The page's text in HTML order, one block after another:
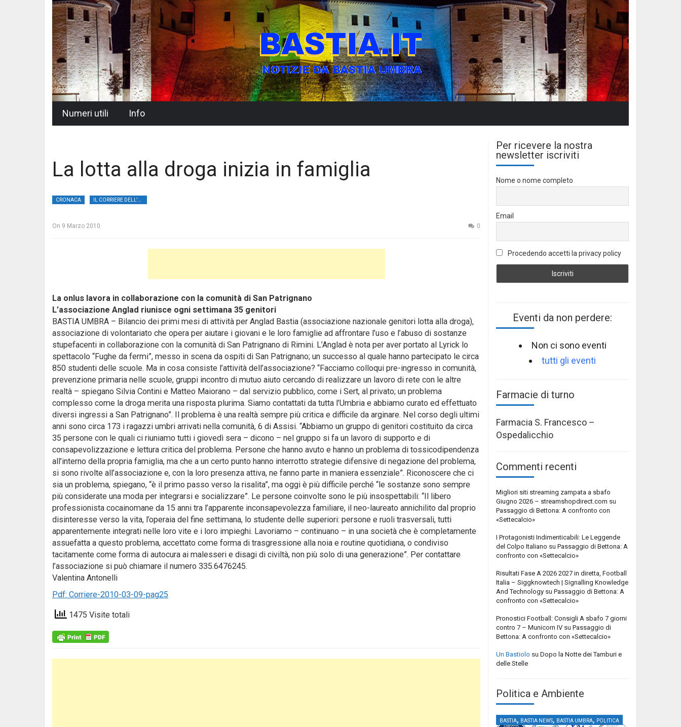
Numeri utili Info
La lotta alla droga inizia in famiglia
CRONACA
On 9 Marzo 2010 0
La onlus lavora in collaborazione con la comunità di San Patrignano
L’associazione Anglad riunisce ogni settimana 35 genitori
BASTIA UMBRA – Bilancio dei primi mesi di attività per Anglad Bastia (associazione nazionale genitori lotta alla droga),
associazione di volontariato che opera per aiutare i giovani e le loro famiglie ad affrontare l’uso e l’abuso di sostanze
stupefacenti in collaborazione con la comunità di San Patrignano di Rimini. L’Anglad è nota per aver portato al Lyrick lo
spettacolo “Fughe da fermi”, messo in scena da ospiti di San Patrignano; un successo al quale hanno partecipato le circa
850 studenti delle scuole. Ma in cosa consiste l’attività dell’associazione? “Facciamo colloqui pre-ingresso in comunità,
prevenzione primaria nelle scuole, gruppi incontro di mutuo aiuto cercando di realizzare un lavoro di rete con le altre
realtà – spiegano Silvia Contini e Matteo Maiorano – dal servizio pubblico, come i Sert, al privato; un problema
complesso come la droga merita una risposta plurima. Siamo contattati da tutta l’Umbria e abbiamo curato ed effettuato
diversi ingressi a San Patrignano”. Il problema è una realtà sempre più critica e difficile da arginare. Nel corso degli ultimi
anni sono circa 173 i ragazzi umbri arrivati nella comunità, 6 di Assisi. “Abbiamo un gruppo di genitori costituito da circa
35 persone con le quali ci riuniamo tutti i giovedì sera – dicono – nel gruppo si fa un lavoro di supporto e di
consapevolizzazione e lettura critica del problema. Persone che hanno avuto e hanno un problema di tossicodipendenza
all’interno della propria famiglia, ma che a un certo punto hanno interrotto strategie difensive di negazione del problema,
si sono rivolte all’associazione e, con la loro presenza attiva, ne fanno parte in maniera essenziale”. Riconoscere che ci
sia un problema, spiegano, “è il primo passo verso la risalita”, ma oggi è più difficile perché “le sostanze sono sempre
più considerate una moda per integrarsi e socializzare”. Le persone coinvolte sono le più insospettabili: “Il libero
professionista cocainomane da 15 anni tra l’apparente inconsapevolezza familiare, il neo-laureato annichilito dal proprio
disinteresse verso la vita, l’operaia del fine settimana, lo studente delle superiori: persone e ruoli trasversali, tutti
apparentemente integrati nelle loro vite e i loro impieghi. Lavoriamo – continuano – in una società che è completamente
assuefatta a questo problema, accettato come forma di trasgressione alla noia e routine quotidiana, o condiviso
tacitamente come forma di autocura ai malesseri e disagi di civiltà, non più solo di una generazione”. Per contattare
l’associazione si può chiamare il numero 335.6476245.
Valentina Antonelli
Pdf: Corriere-2010-03-09-pag25
1475 Visite totali
Per ricevere la nostra
newsletter iscriviti
Nome o nome completo
Email
Procedendo accetti la privacy policy
Eventi da non perdere:
Non ci sono eventi
tutti gli eventi
Farmacie di turno
Farmacia S. Francesco –
Ospedalicchio
Commenti recenti
Migliori siti streaming zampata a sbafo
Giugno 2026 – streamshopdirect.com su
Passaggio di Bettona: A confronto con
«Settecalcio»
I Protagonisti Indimenticabili: Le Leggende
del Colpo Italiano su Passaggio di Bettona: A
confronto con «Settecalcio»
Risultati Fase A 2026 2027 in diretta, Football
Italia – Siggknowtech | Signalling Knowledge
And Technology su Passaggio di Bettona: A
confronto con «Settecalcio»
Pronostici Football: Consigli A sbafo 7 giorni
contro 7 – Municorn IV su Passaggio di
Bettona: A confronto con «Settecalcio»
Un Bastiolo su Dopo la Notte dei Tamburi e
delle Stelle
Politica e Ambiente
BASTIA, BASTIA NEWS, BASTIA UMBRA, POLITICA